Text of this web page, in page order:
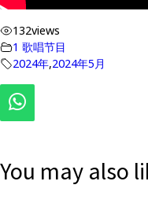
132views
1 歌唱节目
2024年,2024年5月
You may also